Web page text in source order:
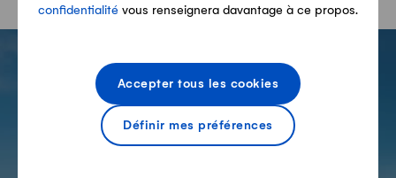
confidentialité vous renseignera davantage à ce propos.
Définir mes préférences
Accepter tous les cookies
L'UNIVERS DU LAIT